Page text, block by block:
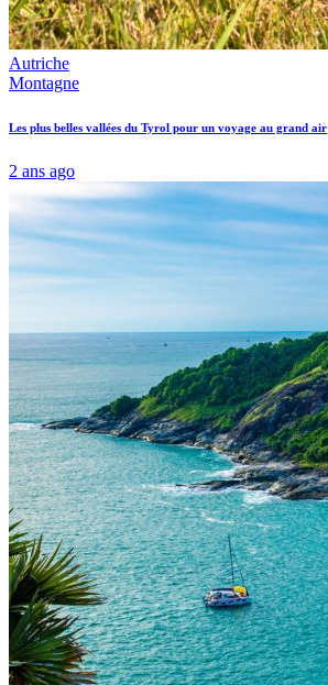
Autriche
Montagne
Les plus belles vallées du Tyrol pour un voyage au grand air
2 ans ago